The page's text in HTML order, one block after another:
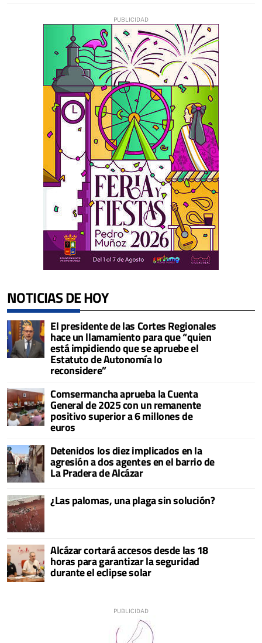
NOTICIAS DE HOY
El presidente de las Cortes Regionales
hace un llamamiento para que “quien
está impidiendo que se apruebe el
Estatuto de Autonomía lo
reconsidere”
Comsermancha aprueba la Cuenta
General de 2025 con un remanente
positivo superior a 6 millones de
euros
Detenidos los diez implicados en la
agresión a dos agentes en el barrio de
La Pradera de Alcázar
¿Las palomas, una plaga sin solución?
Alcázar cortará accesos desde las 18
horas para garantizar la seguridad
durante el eclipse solar